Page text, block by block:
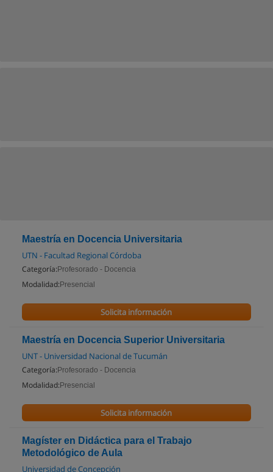
Maestría en Docencia Universitaria
UTN - Facultad Regional Córdoba
Categoría: Profesorado - Docencia
Modalidad: Presencial
Solicita información
Maestría en Docencia Superior Universitaria
UNT - Universidad Nacional de Tucumán
Categoría: Profesorado - Docencia
Modalidad: Presencial
Solicita información
Magíster en Didáctica para el Trabajo
Metodológico de Aula
Universidad de Concepción